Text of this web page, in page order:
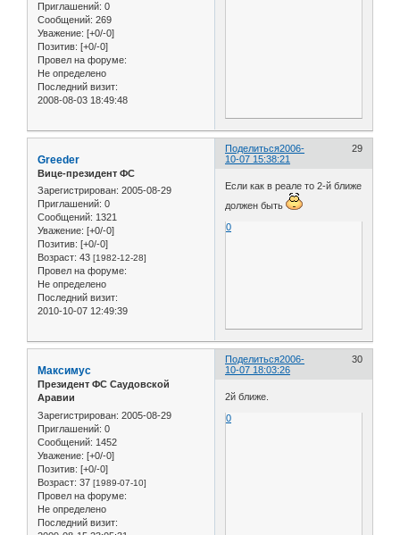
Приглашений: 0
Сообщений: 269
Уважение: [+0/-0]
Позитив: [+0/-0]
Провел на форуме:
Не определено
Последний визит:
2008-08-03 18:49:48
Поделиться 29
2006-
10-07 15:38:21
Greeder
Вице-президент ФС
Зарегистрирован: 2005-08-29
Приглашений: 0
Сообщений: 1321
Уважение: [+0/-0]
Позитив: [+0/-0]
Возраст: 43 [1982-12-28]
Провел на форуме:
Не определено
Последний визит:
2010-10-07 12:49:39
Если как в реале то 2-й ближе
должен быть
0
Поделиться 30
2006-
10-07 18:03:26
Максимус
Президент ФС Саудовской
Аравии
Зарегистрирован: 2005-08-29
Приглашений: 0
Сообщений: 1452
Уважение: [+0/-0]
Позитив: [+0/-0]
Возраст: 37 [1989-07-10]
Провел на форуме:
Не определено
Последний визит:
2й ближе.
0